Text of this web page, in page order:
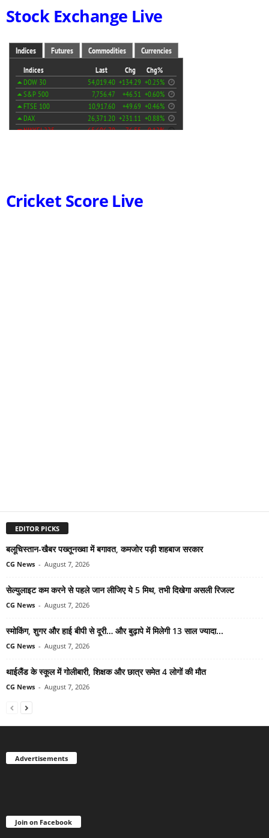
Stock Exchange Live
Cricket Score Live
EDITOR PICKS
बलूचिस्तान-खैबर पख्तूनख्वा में बगावत, कमजोर पड़ी शहबाज सरकार
CG News - August 7, 2026
सेल्युलाइट कम करने से पहले जान लीजिए ये 5 मिथ, तभी दिखेगा असली रिजल्ट
CG News - August 7, 2026
स्मोकिंग, शुगर और हाई बीपी से दूरी… और बुढ़ापे में मिलेगी 13 साल ज्यादा...
CG News - August 7, 2026
थाईलैंड के स्कूल में गोलीबारी, शिक्षक और छात्र समेत 4 लोगों की मौत
CG News - August 7, 2026
Advertisements
Join on Facebook